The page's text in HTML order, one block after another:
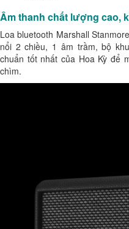
Âm thanh chất lượng cao,
Loa bluetooth Marshall
nổi 2 chiều, 1 âm trầm, bộ
chuẩn tốt nhất của Hoa Kỳ để
chìm.